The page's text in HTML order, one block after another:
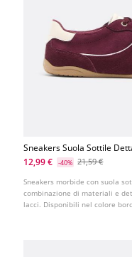
Sneakers Suola Sottile
Pelle
12,99 € -40% 21,59 €
Sneakers morbide con suola
combinazione di materiali e
lacci. Disponibili nel colore